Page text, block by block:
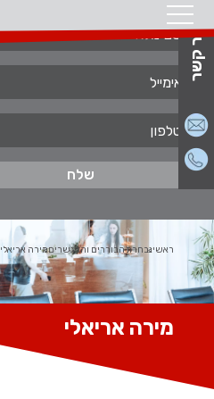
צור קשר
ראשינבחרת הבוררים והמגשריםמירה אריאלי
מירה אריאלי